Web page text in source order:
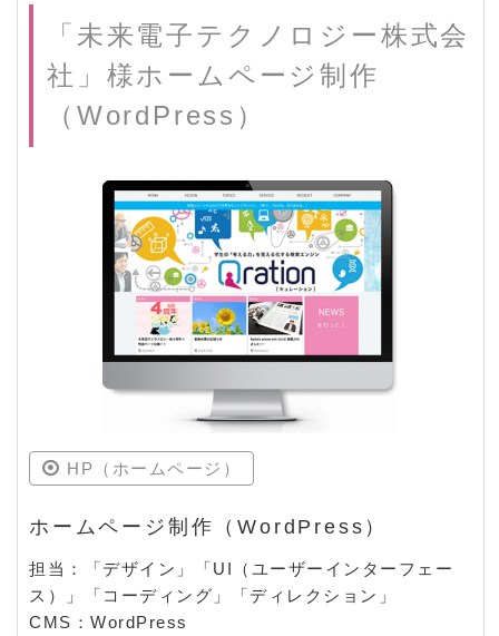
「未来電子テクノロジー株式会
社」様ホームページ制作
（WordPress）
HP（ホームページ）
ホームページ制作（WordPress）
担当：「デザイン」「UI（ユーザーインターフェー
ス）」「コーディング」「ディレクション」
CMS：WordPress